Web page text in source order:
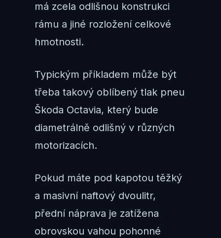
má zcela odlišnou konstrukci
rámu a jiné rozložení celkové
hmotnosti.
Typickým příkladem může být
třeba takový oblíbený tlak pneu
Škoda Octavia, který bude
diametrálně odlišný v různých
motorizacích.
Pokud máte pod kapotou těžký
a masivní naftový dvoulitr,
přední náprava je zatížena
obrovskou vahou pohonné